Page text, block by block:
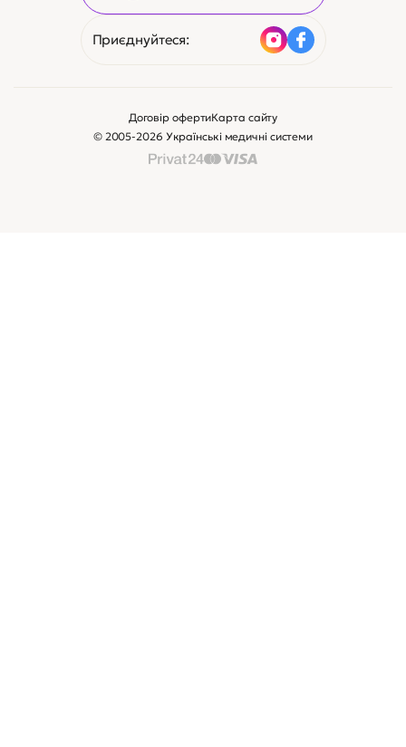
Приєднуйтеся:
© 2005-2026 Українські медичні системи
Договір офертиКарта сайту